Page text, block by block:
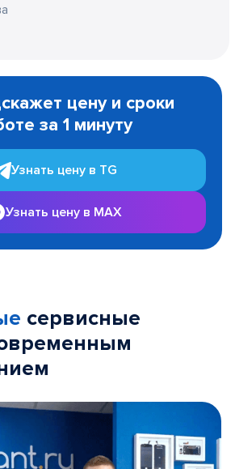
цену и сроки
за 1 минуту
Узнать цену в TG
Узнать цену в MAX
сервисные